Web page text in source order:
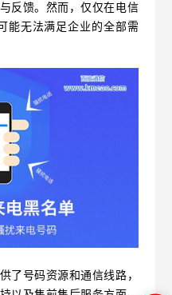
反馈。然而，仅仅在电信
能无法满足企业的全部需
了号码资源和通信线路，